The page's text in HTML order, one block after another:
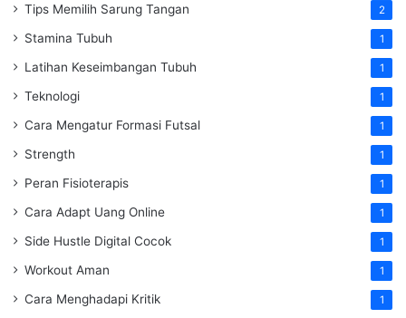
Tips Memilih Sarung Tangan 2
Stamina Tubuh 1
Latihan Keseimbangan Tubuh 1
Teknologi 1
Cara Mengatur Formasi Futsal 1
Strength 1
Peran Fisioterapis 1
Cara Adapt Uang Online 1
Side Hustle Digital Cocok 1
Workout Aman 1
Cara Menghadapi Kritik 1